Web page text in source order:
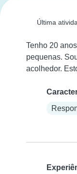
Última
Tenho 20
pequenas.
acolhedor.